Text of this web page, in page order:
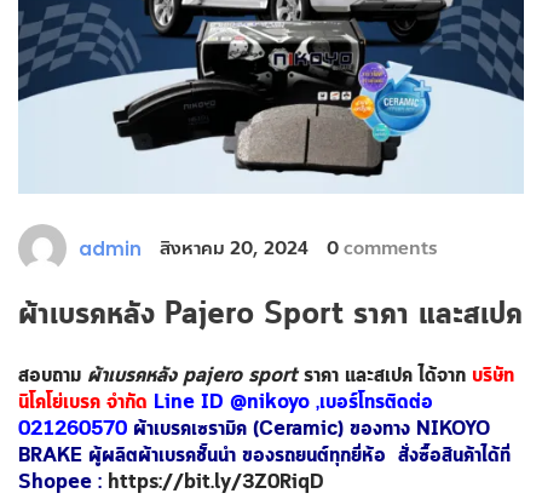
admin สิงหาคม 20, 2024 0comments
ผ้าเบรคหลัง Pajero Sport ราคา และสเปค
สอบถาม ผ้าเบรคหลัง pajero sportราคา และสเปค ได้จาก บริษัท
นิโคโย่เบรค จำกัด Line ID @nikoyo ,เบอร์โทรติดต่อ
021260570 ผ้าเบรคเซรามิค (Ceramic) ของทาง NIKOYO
BRAKE ผู้ผลิตผ้าเบรคชั้นนำ ของรถยนต์ทุกยี่ห้อ สั่งซื้อสินค้าได้ที่
Shopee : https://bit.ly/3Z0RiqD